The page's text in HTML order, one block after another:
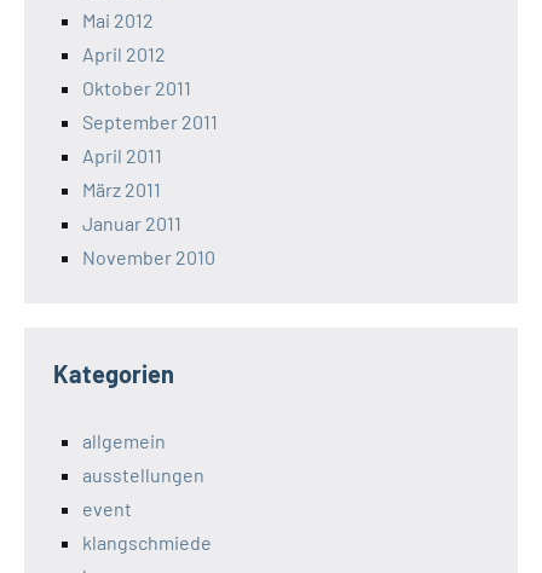
Mai 2012
April 2012
Oktober 2011
September 2011
April 2011
März 2011
Januar 2011
November 2010
Kategorien
allgemein
ausstellungen
event
klangschmiede